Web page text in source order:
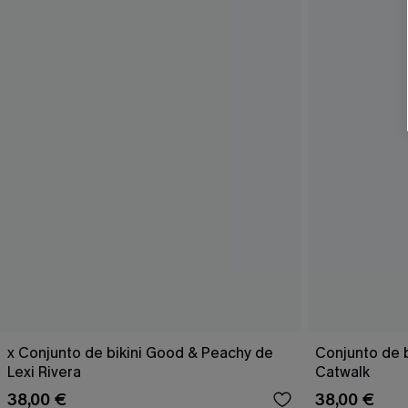
x Conjunto de bikini Good & Peachy de
Lexi Rivera
38,00 €
Conjunto de
Catwalk
38,00 €